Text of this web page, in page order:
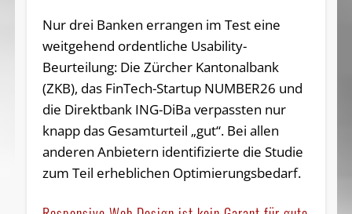
Nur drei Banken errangen im Test eine
weitgehend ordentliche Usability-
Beurteilung: Die Zürcher Kantonalbank
(ZKB), das FinTech-Startup NUMBER26 und
die Direktbank ING-DiBa verpassten nur
knapp das Gesamturteil „gut“. Bei allen
anderen Anbietern identifizierte die Studie
zum Teil erheblichen Optimierungsbedarf.